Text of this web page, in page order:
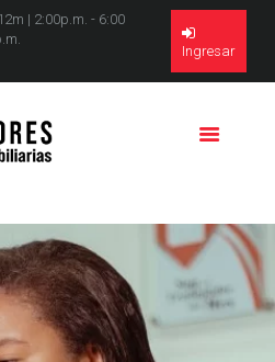
| 2:00p.m. - 6:00
Ingresar